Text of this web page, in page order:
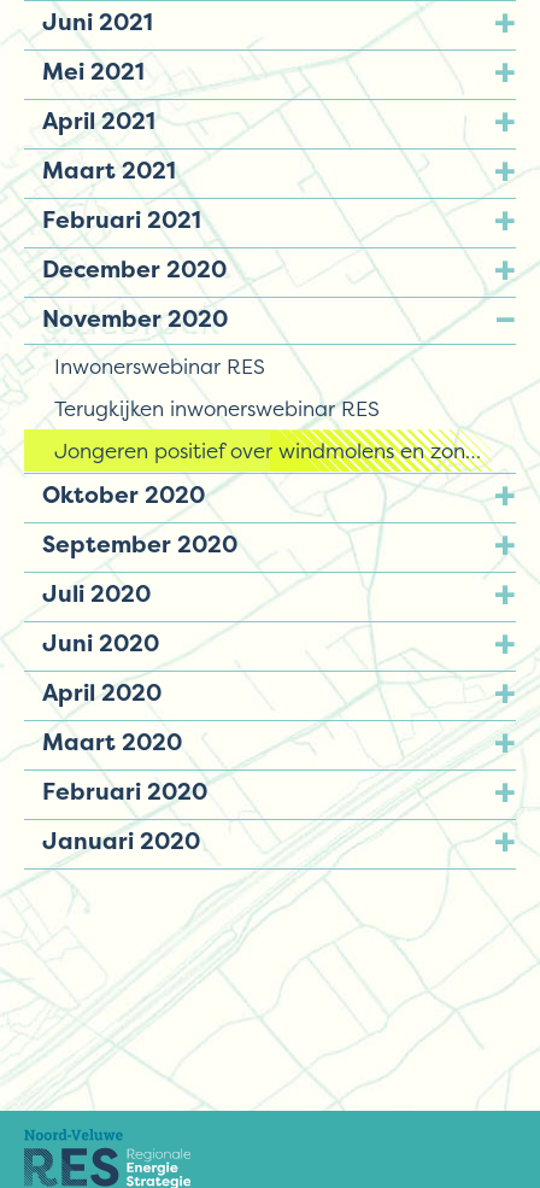
Juni 2021
Mei 2021
April 2021
Maart 2021
Februari 2021
December 2020
November 2020
Inwonerswebinar RES
Terugkijken inwonerswebinar RES
Jongeren positief over windmolens en zonnevelden in hun omgeving
Oktober 2020
September 2020
Juli 2020
Juni 2020
April 2020
Maart 2020
Februari 2020
Januari 2020